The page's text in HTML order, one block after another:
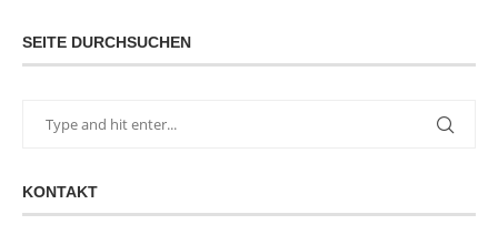
SEITE DURCHSUCHEN
KONTAKT